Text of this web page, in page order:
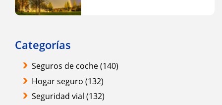
Categorías
Seguros de coche(140)
Hogar seguro (132)
Seguridad vial (132)